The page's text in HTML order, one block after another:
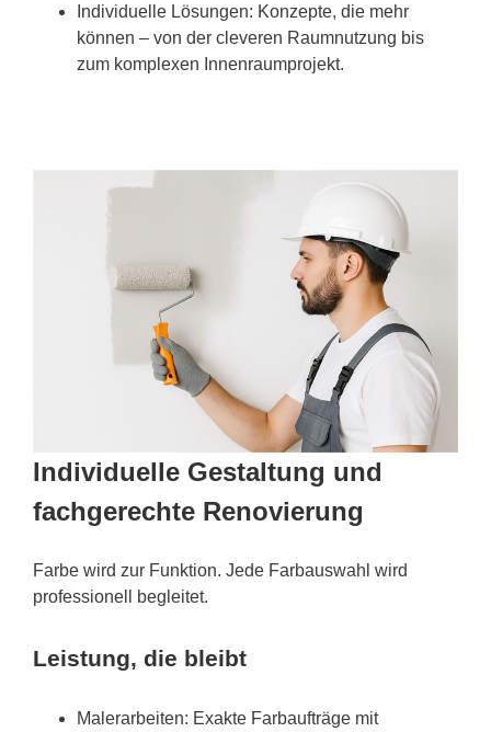
Individuelle Lösungen: Konzepte, die mehr
können – von der cleveren Raumnutzung bis
zum komplexen Innenraumprojekt.
Individuelle Gestaltung und
fachgerechte Renovierung
Farbe wird zur Funktion. Jede Farbauswahl wird
professionell begleitet.
Leistung, die bleibt
Malerarbeiten: Exakte Farbaufträge mit